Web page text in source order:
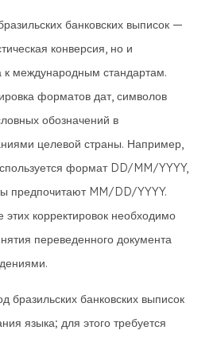
банковских выписок —
конверсия, но и
к международным стандартам.
форматов дат, символов
обозначений в
целевой страны. Например,
формат DD/MM/YYYY,
предпочитают MM/DD/YYYY.
корректировок необходимо
переведенного документа
бразильских банковских выписок
языка; для этого требуется